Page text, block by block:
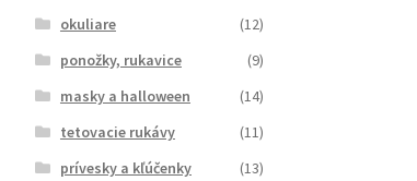
okuliare
(12)
ponožky, rukavice
(9)
masky a halloween
(14)
tetovacie rukávy
(11)
prívesky a kľúčenky
(13)